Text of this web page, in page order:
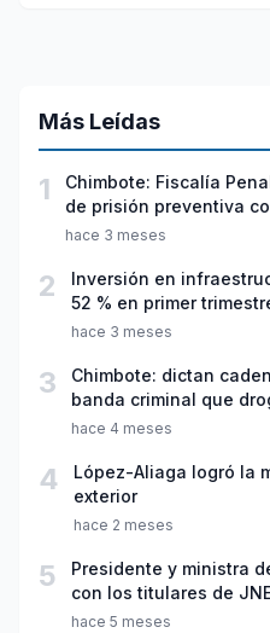
Más Leídas
1
Chimbote: Fiscalía
de prisión preventiva
violación sexual y
hace 3 meses
2
Inversión en
52 % en primer
hace 3 meses
3
Chimbote: dictan
banda criminal que
hace 4 meses
4
López-Aliaga logró la
exterior
hace 2 meses
5
Presidente y ministra
con los titulares de
hace 5 meses